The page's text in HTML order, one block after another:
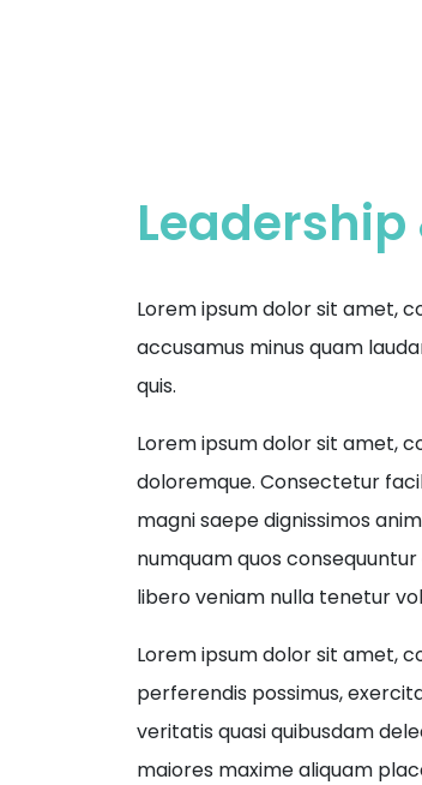
Lorem ipsum dolor sit amet,
accusamus minus quam
quis.
Lorem ipsum dolor sit amet,
doloremque. Consectetur
magni saepe dignissimos
numquam quos
libero veniam nulla tenetur
Lorem ipsum dolor sit amet,
perferendis possimus,
veritatis quasi quibusdam
maiores maxime aliquam